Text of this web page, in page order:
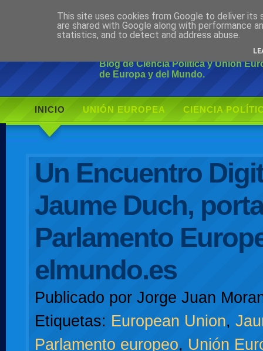
Ciudadano
Blog de Ciencia Política y Unión
de Europa y del Mundo.
INICIO UNIÓN EUROPEA CIENCIA
Un Encuentro
Jaume Duch,
Parlamento
elmundo.es
Publicado por Jorge Juan
Etiquetas: European Union,
Parlamento europeo, Unión
This site uses cookies from Google to deliver its
are shared with Google along with performance
statistics, and to detect and address abuse.